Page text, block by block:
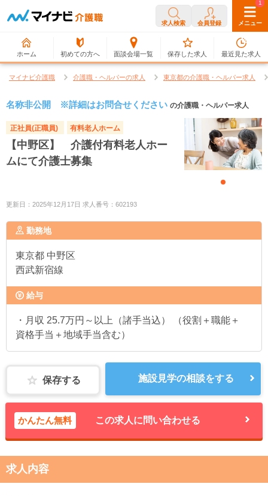
求人検索 会員登録 メニュー
ホーム 初めての方へ 面談会場一覧
0
保存した求人
1
最近見た求人
マイナビ介護職 介護職・ヘルパーの求人 東京都の介護職・ヘルパー求人
名称非公開 ※詳細はお問合せください の介護職・ヘルパー求人
正社員(正職員) 有料老人ホーム
【中野区】 介護付有料老人ホー
ムにて介護士募集
更新日：2025年12月17日 求人番号：602193
勤務地
東京都 中野区
西武新宿線
給与
・月収 25.7万円～以上（諸手当込） （役割＋職能＋
資格手当＋地域手当含む）
保存する 施設見学の相談をする
かんたん無料 この求人に問い合わせる
求人内容